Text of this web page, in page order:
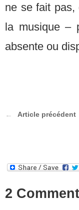
ne se fait pas,
la musique –
absente ou
Article précédent
2